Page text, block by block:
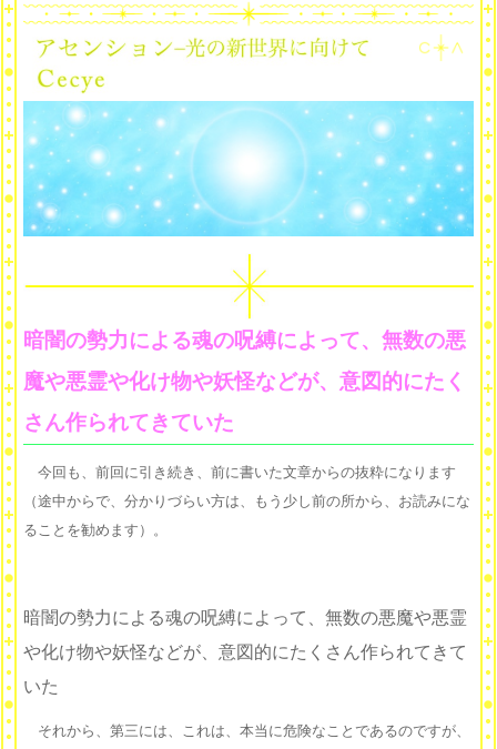
暗闇の勢力による魂の呪縛によって、無数の悪
魔や悪霊や化け物や妖怪などが、意図的にたく
さん作られてきていた
今回も、前回に引き続き、前に書いた文章からの抜粋になります
（途中からで、分かりづらい方は、もう少し前の所から、お読みにな
ることを勧めます）。
暗闇の勢力による魂の呪縛によって、無数の悪魔や悪霊
や化け物や妖怪などが、意図的にたくさん作られてきて
いた
それから、第三には、これは、本当に危険なことであるのですが、